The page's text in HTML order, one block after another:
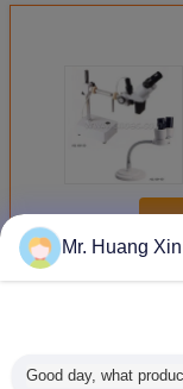
অধিকস্টেরিও অপটিক্যাল
Mr. Huang Xin
Good day, what